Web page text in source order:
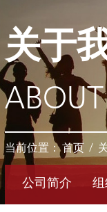
关于
ABOUT
当前位置：首页 /
公司简介 组